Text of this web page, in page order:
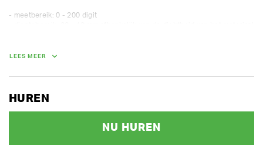
- meetbereik: 0 - 200 digit
LEES MEER
HUREN
NU HUREN